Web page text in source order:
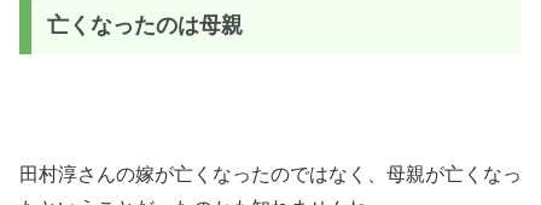
亡くなったのは母親
田村淳さんの嫁が亡くなったのではなく、母親が亡くなっ